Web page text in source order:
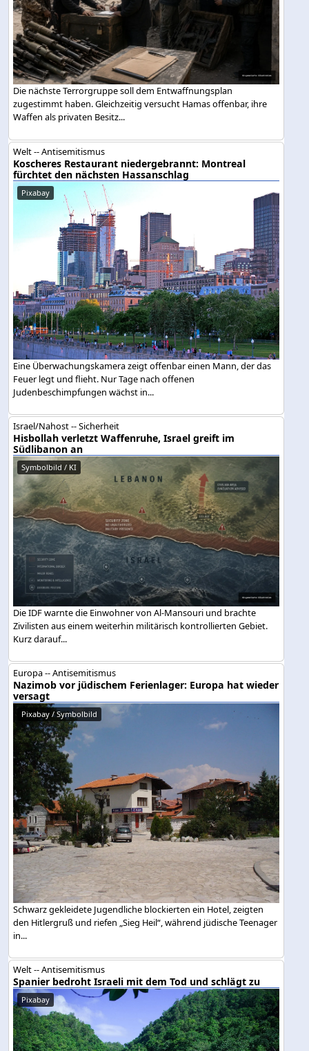
Die nächste Terrorgruppe soll dem Entwaffnungsplan
zugestimmt haben. Gleichzeitig versucht Hamas offenbar, ihre
Waffen als privaten Besitz...
Welt -- Antisemitismus
Koscheres Restaurant niedergebrannt: Montreal
fürchtet den nächsten Hassanschlag
Pixabay
Eine Überwachungskamera zeigt offenbar einen Mann, der das
Feuer legt und flieht. Nur Tage nach offenen
Judenbeschimpfungen wächst in...
Israel/Nahost -- Sicherheit
Hisbollah verletzt Waffenruhe, Israel greift im
Südlibanon an
Symbolbild / KI
Die IDF warnte die Einwohner von Al-Mansouri und brachte
Zivilisten aus einem weiterhin militärisch kontrollierten Gebiet.
Kurz darauf...
Europa -- Antisemitismus
Nazimob vor jüdischem Ferienlager: Europa hat wieder
versagt
Pixabay / Symbolbild
Schwarz gekleidete Jugendliche blockierten ein Hotel, zeigten
den Hitlergruß und riefen „Sieg Heil“, während jüdische Teenager
in...
Welt -- Antisemitismus
Spanier bedroht Israeli mit dem Tod und schlägt zu
Pixabay